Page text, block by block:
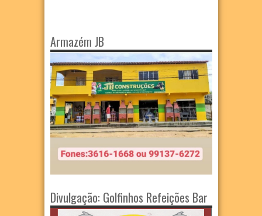
Armazém JB
Divulgação: Golfinhos Refeições Bar